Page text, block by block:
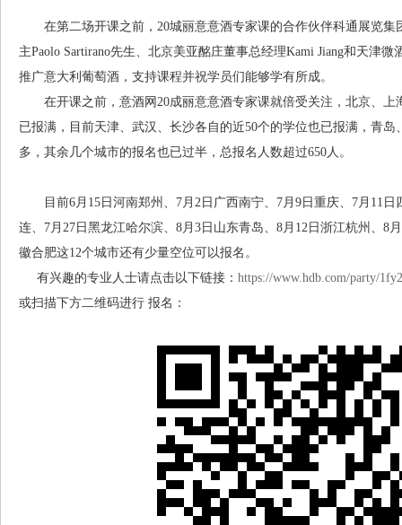
在第二场开课之前，20城丽意意酒专家课的合作伙伴科通展览集
主Paolo Sartirano先生、北京美亚酩庄董事总经理Kami Jiang和天津
推广意大利葡萄酒，支持课程并祝学员们能够学有所成。
在开课之前，意酒网20成丽意意酒专家课就倍受关注，北京、上
已报满，目前天津、武汉、长沙各自的近50个的学位也已报满，青
多，其余几个城市的报名也已过半，总报名人数超过650人。
目前6月15日河南郑州、7月2日广西南宁、7月9日重庆、7月11日
连、7月27日黑龙江哈尔滨、8月3日山东青岛、8月12日浙江杭州、8
徽合肥这12个城市还有少量空位可以报名。
有兴趣的专业人士请点击以下链接： https://www.hdb.com/party/
或扫描下方二维码进行 报名：